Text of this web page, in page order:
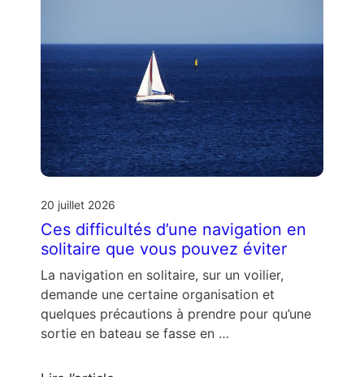
20 juillet 2026
Ces difficultés d’une navigation en
solitaire que vous pouvez éviter
La navigation en solitaire, sur un voilier,
demande une certaine organisation et
quelques précautions à prendre pour qu’une
sortie en bateau se fasse en …